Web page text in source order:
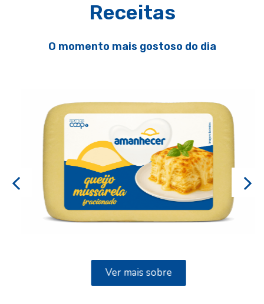
Receitas
O momento mais gostoso do dia
Ver mais sobre